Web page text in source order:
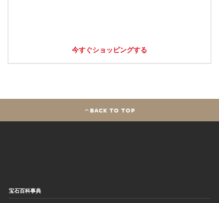
今すぐショッピングする
BACK TO TOP
宝石百科事典